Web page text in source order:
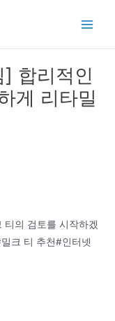
합리적인
게 리타밀
티의 검토를 시작하겠
크 티 추천#인터넷